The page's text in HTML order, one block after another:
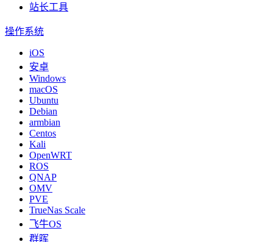
站长工具
操作系统
iOS
安卓
Windows
macOS
Ubuntu
Debian
armbian
Centos
Kali
OpenWRT
ROS
QNAP
OMV
PVE
TrueNas Scale
飞牛OS
群晖